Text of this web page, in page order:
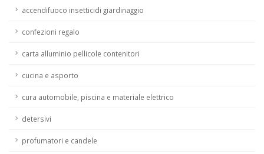
accendifuoco insetticidi giardinaggio
confezioni regalo
carta alluminio pellicole contenitori
cucina e asporto
cura automobile, piscina e materiale elettrico
detersivi
profumatori e candele